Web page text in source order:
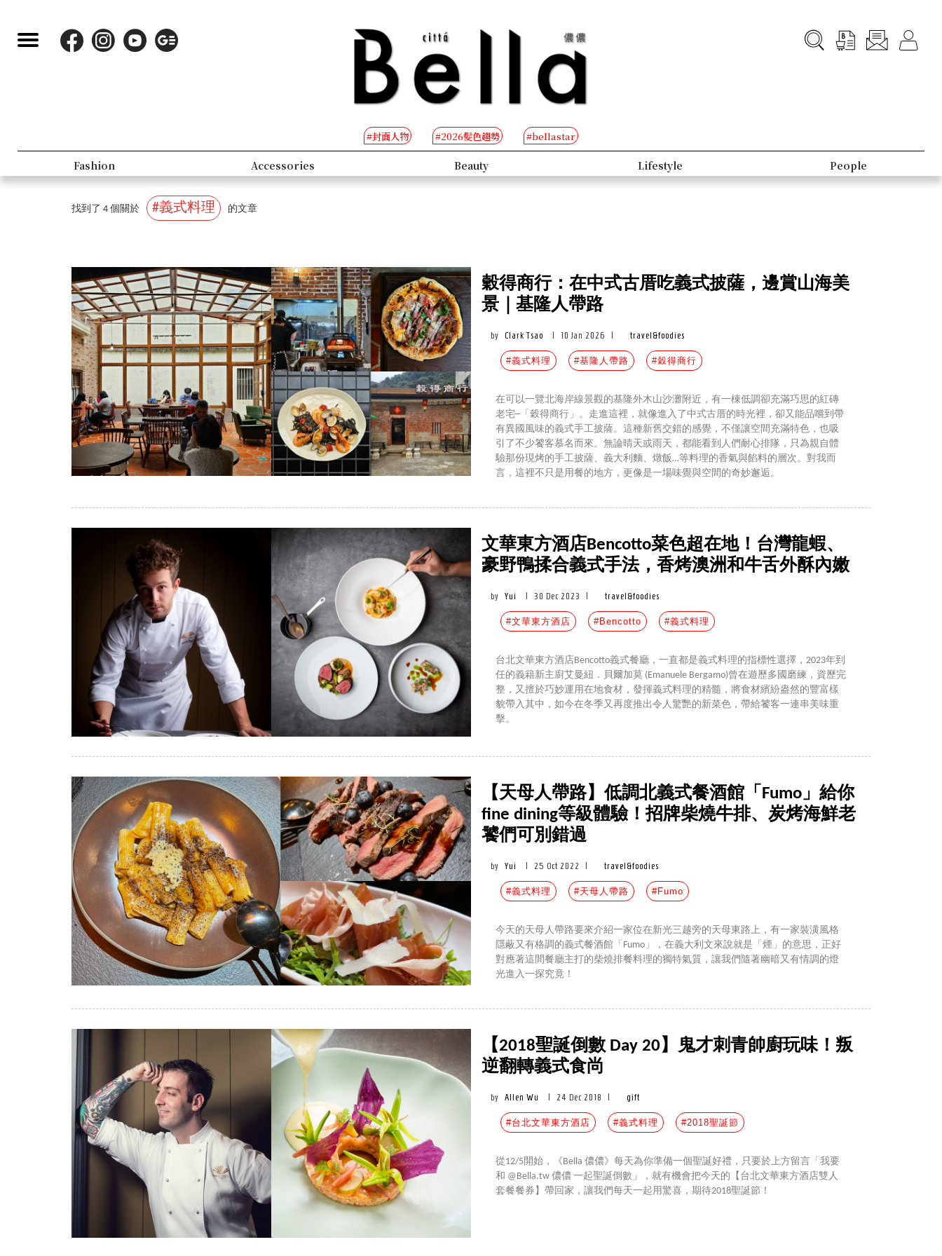
#封面人物 #2026髮色趨勢 #bellastar
Fashion Accessories Beauty Lifestyle People
找到了 4 個關於 #義式料理 的文章
穀得商行：在中式古厝吃義式披薩，邊賞山海美
景｜基隆人帶路
by Clark Tsao 10 Jan 2026 travel&foodies
#義式料理 #基隆人帶路 #穀得商行
在可以一覽北海岸線景觀的基隆外木山沙灘附近，有一棟低調卻充滿巧思的紅磚
老宅─「穀得商行」。走進這裡，就像進入了中式古厝的時光裡，卻又能品嚐到帶
有異國風味的義式手工披薩。這種新舊交錯的感覺，不僅讓空間充滿特色，也吸
引了不少饕客慕名而來。無論晴天或雨天，都能看到人們耐心排隊，只為親自體
驗那份現烤的手工披薩、義大利麵、燉飯…等料理的香氣與餡料的層次。對我而
言，這裡不只是用餐的地方，更像是一場味覺與空間的奇妙邂逅。
文華東方酒店Bencotto菜色超在地！台灣龍蝦、
豪野鴨揉合義式手法，香烤澳洲和牛舌外酥內嫩
by Yui 30 Dec 2023 travel&foodies
#文華東方酒店 #Bencotto #義式料理
台北文華東方酒店Bencotto義式餐廳，一直都是義式料理的指標性選擇，2023年到
任的義籍新主廚艾曼紐．貝爾加莫 (Emanuele Bergamo)曾在遊歷多國磨練，資歷完
整，又擅於巧妙運用在地食材，發揮義式料理的精髓，將食材繽紛盎然的豐富樣
貌帶入其中，如今在冬季又再度推出令人驚艷的新菜色，帶給饕客一連串美味重
擊。
【天母人帶路】低調北義式餐酒館「Fumo」給你
fine dining等級體驗！招牌柴燒牛排、炭烤海鮮老
饕們可別錯過
by Yui 25 Oct 2022 travel&foodies
#義式料理 #天母人帶路 #Fumo
今天的天母人帶路要來介紹一家位在新光三越旁的天母東路上，有一家裝潢風格
隱蔽又有格調的義式餐酒館「Fumo」，在義大利文來說就是「煙」的意思，正好
對應著這間餐廳主打的柴燒排餐料理的獨特氣質，讓我們隨著幽暗又有情調的燈
光進入一探究竟！
【2018聖誕倒數 Day 20】鬼才刺青帥廚玩味！叛
逆翻轉義式食尚
by Allen Wu 24 Dec 2018 gift
#台北文華東方酒店 #義式料理 #2018聖誕節
從12/5開始，《Bella 儂儂》每天為你準備一個聖誕好禮，只要於上方留言「我要
和 @Bella.tw 儂儂 一起聖誕倒數」，就有機會把今天的【台北文華東方酒店雙人
套餐餐券】帶回家，讓我們每天一起用驚喜，期待2018聖誕節！